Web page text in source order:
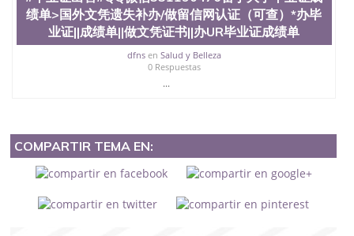
绩单>国外文凭遗失补办/做留信网认证（可查）*办毕
业证||成绩单||做文凭证书||办UR毕业证成绩单
dfnsen Salud y Belleza
0 Respuestas
...
COMPARTIR TEMA EN: